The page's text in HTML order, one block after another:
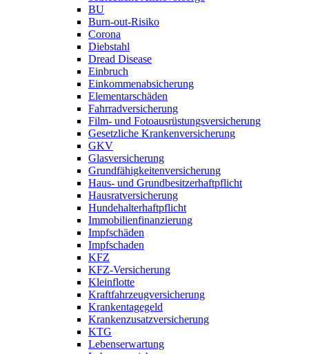
BU
Burn-out-Risiko
Corona
Diebstahl
Dread Disease
Einbruch
Einkommenabsicherung
Elementarschäden
Fahrradversicherung
Film- und Fotoausrüstungsversicherung
Gesetzliche Krankenversicherung
GKV
Glasversicherung
Grundfähigkeitenversicherung
Haus- und Grundbesitzerhaftpflicht
Hausratversicherung
Hundehalterhaftpflicht
Immobilienfinanzierung
Impfschäden
Impfschaden
KFZ
KFZ-Versicherung
Kleinflotte
Kraftfahrzeugversicherung
Krankentagegeld
Krankenzusatzversicherung
KTG
Lebenserwartung